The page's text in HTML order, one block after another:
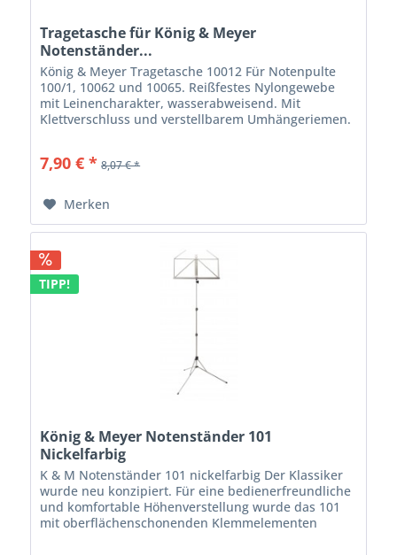
Tragetasche für König & Meyer
Notenständer...
König & Meyer Tragetasche 10012 Für Notenpulte
100/1, 10062 und 10065. Reißfestes Nylongewebe
mit Leinencharakter, wasserabweisend. Mit
Klettverschluss und verstellbarem Umhängeriemen.
7,90 € * 8,07 € *
Merken
TIPP!
König & Meyer Notenständer 101
Nickelfarbig
K & M Notenständer 101 nickelfarbig Der Klassiker
wurde neu konzipiert. Für eine bedienerfreundliche
und komfortable Höhenverstellung wurde das 101
mit oberflächenschonenden Klemmelementen